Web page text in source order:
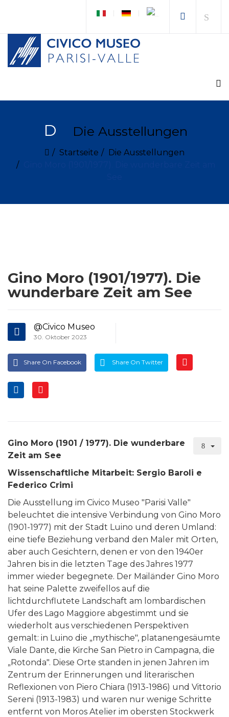
D Die Ausstellungen
Startseite
Die Ausstellungen
Gino Moro (1901/1977). Die
wunderbare Zeit am See
@Civico Museo
30. Oktober 2023
Share On Facebook Share On Twitter
Gino Moro (1901 / 1977). Die wunderbare
Zeit am See
Wissenschaftliche Mitarbeit: Sergio Baroli e
Federico Crimi
Die Ausstellung im Civico Museo "Parisi Valle"
beleuchtet die intensive Verbindung von Gino Moro
(1901-1977) mit der Stadt Luino und deren Umland:
eine tiefe Beziehung verband den Maler mit Orten,
aber auch Gesichtern, denen er von den 1940er
Jahren bis in die letzten Tage des Jahres 1977
immer wieder begegnete. Der Mailänder Gino Moro
hat seine Palette zweifellos auf die
lichtdurchflutete Landschaft am lombardischen
Ufer des Lago Maggiore abgestimmt und sie
wiederholt aus verschiedenen Perspektiven
gemalt: in Luino die „mythische", platanengesäumte
Viale Dante, die Kirche San Pietro in Campagna, die
„Rotonda". Diese Orte standen in jenen Jahren im
Zentrum der Erinnerungen und literarischen
Reflexionen von Piero Chiara (1913-1986) und Vittorio
Sereni (1913-1983) und waren nur wenige Schritte
entfernt von Moros Atelier im obersten Stockwerk